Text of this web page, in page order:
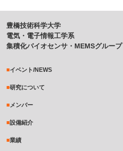
豊橋技術科学大学
電気・電子情報工学系
集積化バイオセンサ・MEMSグループ
イベント/NEWS
研究について
メンバー
設備紹介
業績